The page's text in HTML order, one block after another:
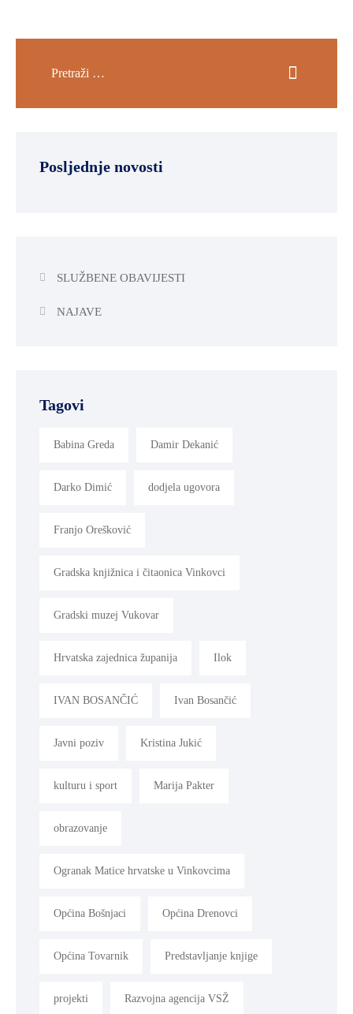
Posljednje novosti
SLUŽBENE OBAVIJESTI
NAJAVE
Tagovi
Babina Greda Damir Dekanić
Darko Dimić dodjela ugovora
Franjo Orešković
Gradska knjižnica i čitaonica Vinkovci
Gradski muzej Vukovar
Hrvatska zajednica županija Ilok
IVAN BOSANČIĆ Ivan Bosančić
Javni poziv Kristina Jukić
kulturu i sport Marija Pakter
obrazovanje
Ogranak Matice hrvatske u Vinkovcima
Općina Bošnjaci Općina Drenovci
Općina Tovarnik Predstavljanje knjige
projekti Razvojna agencija VSŽ